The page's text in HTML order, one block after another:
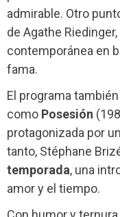
admirable. Otro
de Agathe
contemporánea en
fama.
El programa
como Posesión
protagonizada por
tanto, Stéphane
temporada, una
amor y el tiempo.